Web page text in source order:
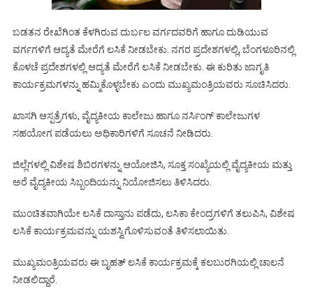
ಬಡತನ ರೇಖೆಗಿಂತ ಕೆಳಗಿರುವ ದುರ್ಬಲ ವರ್ಗದವರಿಗೆ ಹಾಗೂ ದುಡಿಯುವ
ವರ್ಗಗಳಿಗೆ ಆದ್ಯತೆ ಮೇರೆಗೆ ಲಸಿಕೆ ನೀಡಬೇಕು. ನಗರ ಪ್ರದೇಶಗಳಲ್ಲಿ, ಬೆಂಗಳೂರಿನಲ್ಲಿ
ಕೊಳಚೆ ಪ್ರದೇಶಗಳಲ್ಲಿ ಆದ್ಯತೆ ಮೇರೆಗೆ ಲಸಿಕೆ ನೀಡಬೇಕು. ಈ ಕುರಿತು ಜಾಗೃತಿ
ಕಾರ್ಯಕ್ರಮಗಳನ್ನು ಹಮ್ಮಿಕೊಳ್ಳಬೇಕು ಎಂದು ಮುಖ್ಯಮಂತ್ರಿಯವರು ಸೂಚಿಸಿದರು.
ಖಾಸಗಿ ಆಸ್ಪತ್ರೆಗಳು, ವೈದ್ಯಕೀಯ ಕಾಲೇಜು ಹಾಗೂ ನರ್ಸಿಂಗ್ ಕಾಲೇಜುಗಳ
ಸಹಯೋಗ ಪಡೆಯಲು ಅಧಿಕಾರಿಗಳಿಗೆ ಸೂಚನೆ ನೀಡಿದರು.
ಜಿಲ್ಲೆಗಳಲ್ಲಿ ವಿಶೇಷ ಶಿಬಿರಗಳನ್ನು ಆಯೋಜಿಸಿ, ಸೂಕ್ತ ಸಂಖ್ಯೆಯಲ್ಲಿ ವೈದ್ಯಕೀಯ ಮತ್ತು
ಅರೆ ವೈದ್ಯಕೀಯ ಸಿಬ್ಬಂದಿಯನ್ನು ನಿಯೋಜಿಸಲು ತಿಳಿಸಿದರು.
ಮುಂಚಿತವಾಗಿಯೇ ಲಸಿಕೆ ದಾಸ್ತಾನು ಪಡೆದು, ಲಸಿಕಾ ಕೇಂದ್ರಗಳಿಗೆ ತಲುಪಿಸಿ, ವಿಶೇಷ
ಲಸಿಕೆ ಕಾರ್ಯಕ್ರಮವನ್ನು ಯಶಸ್ವಿಗೊಳಿಸುವಂತೆ ತಿಳಿಸಲಾಯಿತು.
ಮುಖ್ಯಮಂತ್ರಿಯವರು ಈ ಬೃಹತ್ ಲಸಿಕೆ ಕಾರ್ಯಕ್ರಮಕ್ಕೆ ಕಲಬುರಗಿಯಲ್ಲಿ ಚಾಲನೆ
ನೀಡಲಿದ್ದಾರೆ.